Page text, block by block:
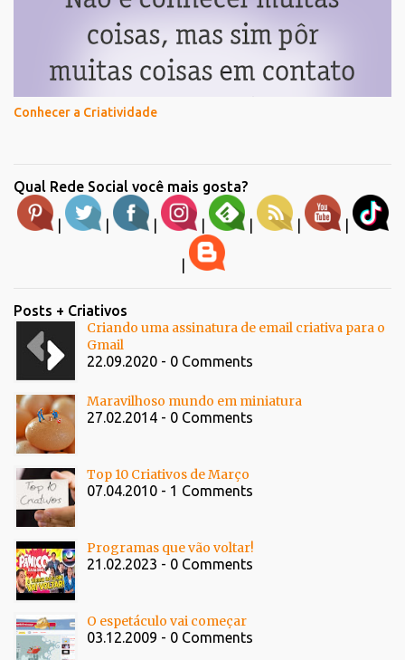
Conhecer a Criatividade
Qual Rede Social você mais gosta?
| | | | | | |
Posts + Criativos
Criando uma assinatura de email criativa para o
Gmail
22.09.2020 - 0 Comments
Maravilhoso mundo em miniatura
27.02.2014 - 0 Comments
Top 10 Criativos de Março
07.04.2010 - 1 Comments
Programas que vão voltar!
21.02.2023 - 0 Comments
O espetáculo vai começar
03.12.2009 - 0 Comments